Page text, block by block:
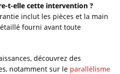
t-elle cette intervention ?
inclut les pièces et la main
fourni avant toute
découvrez des
notamment sur le parallélisme